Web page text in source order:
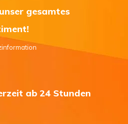
gesamtes
ab 24 Stunden